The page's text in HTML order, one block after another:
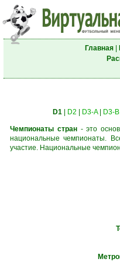
Главная|
D1| D2 D3-A| D3-B|
Чемпионаты стран- это
национальные чемпионаты.
участие. Национальные